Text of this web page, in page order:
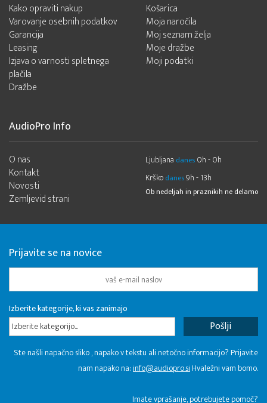
Kako opraviti nakup
Varovanje osebnih podatkov
Garancija
Leasing
Izjava o varnosti spletnega
plačila
Dražbe
Košarica
Moja naročila
Moj seznam želja
Moje dražbe
Moji podatki
AudioPro Info
O nas
Kontakt
Novosti
Zemljevid strani
Ljubljana danes 0h - 0h
Krško danes9h - 13h
Ob nedeljah in praznikih ne delamo
Prijavite se na novice
Izberite kategorije, ki vas zanimajo
Izberite kategorijo...
Ste našli napačno sliko , napako v tekstu ali netočno informacijo? Prijavite
nam napako na:info@audiopro.siHvaležni vam bomo.
Imate vprašanje, potrebujete pomoč?